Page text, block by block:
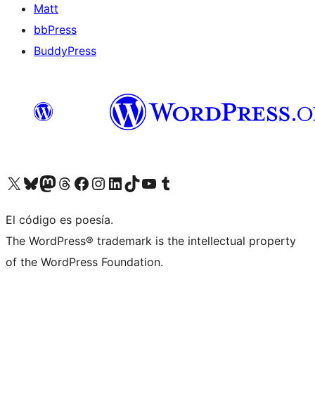
Matt
bbPress
BuddyPress
Visit our X (formerly Twitter) account
Visit our Bluesky account
Visita nuestra cuenta de Twitter
Visit our Threads account
Visita nuestra página de Facebook
Visite nuestra cuenta de Instagram
Visit our LinkedIn account
Visit our TikTok account
Visit our YouTube channel
Visit our Tumblr account
El código es poesía.
The WordPress® trademark is the intellectual property
of the WordPress Foundation.